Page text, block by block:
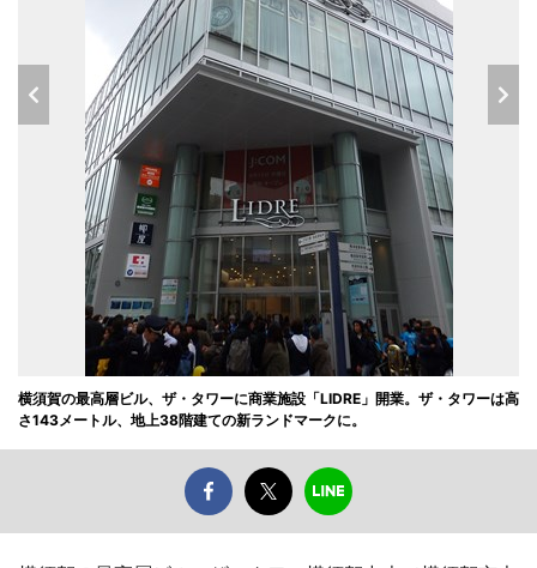
横須賀の最高層ビル、ザ・タワーに商業施設「LIDRE」開業。ザ・タワーは高
さ143メートル、地上38階建ての新ランドマークに。